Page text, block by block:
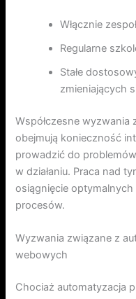
Włącznie
Regularne
Stałe
zmieniających
Współczesne wyzwania
obejmują konieczność
prowadzić do
w działaniu. Praca nad
osiągnięcie
procesów.
Wyzwania związane z
webowych
Chociaż automatyzacja